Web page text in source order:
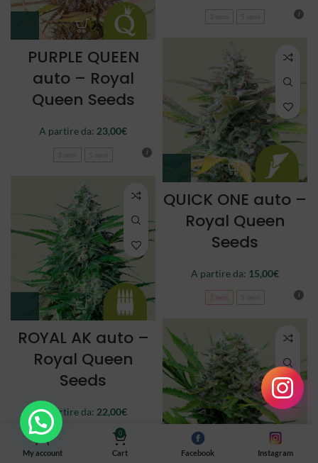
PURPLE QUEEN
auto – Royal
Queen Seeds
A partire da: 23,00€
QUICK ONE auto –
Royal Queen
Seeds
A partire da: 15,00€
3 semi
ROYAL AK auto –
Royal Queen
Seeds
A partire da: 22,00€
3 semi
My account
0
Cart Facebook Instagram